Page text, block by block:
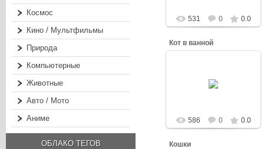
Космос
Кино / Мультфильмы
Природа
Компьютерные
Животные
Авто / Мото
Аниме
ОБЛАКО ТЕГОВ
531 0 0.0
Кот в ванной
586 0 0.0
Кошки